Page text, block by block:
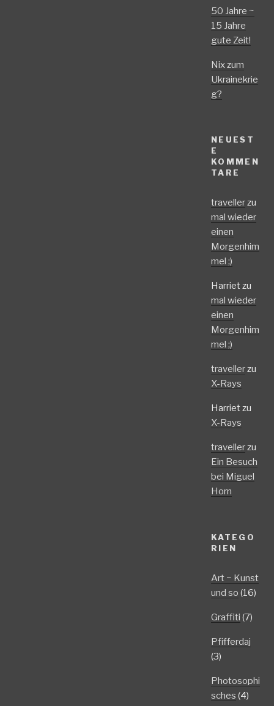
50 Jahre ~
15 Jahre
gute Zeit!
Nix zum
Ukrainekrie
g?
NEUEST
E
KOMMEN
TARE
travellerzu
mal wieder
einen
Morgenhim
mel ;)
Harrietzu
mal wieder
einen
Morgenhim
mel ;)
travellerzu
X-Rays
Harrietzu
X-Rays
travellerzu
Ein Besuch
bei Miguel
Horn
KATEGO
RIEN
Art ~ Kunst
und so (16)
Graffiti (7)
Pfifferdaj
(3)
Photosophi
sches (4)